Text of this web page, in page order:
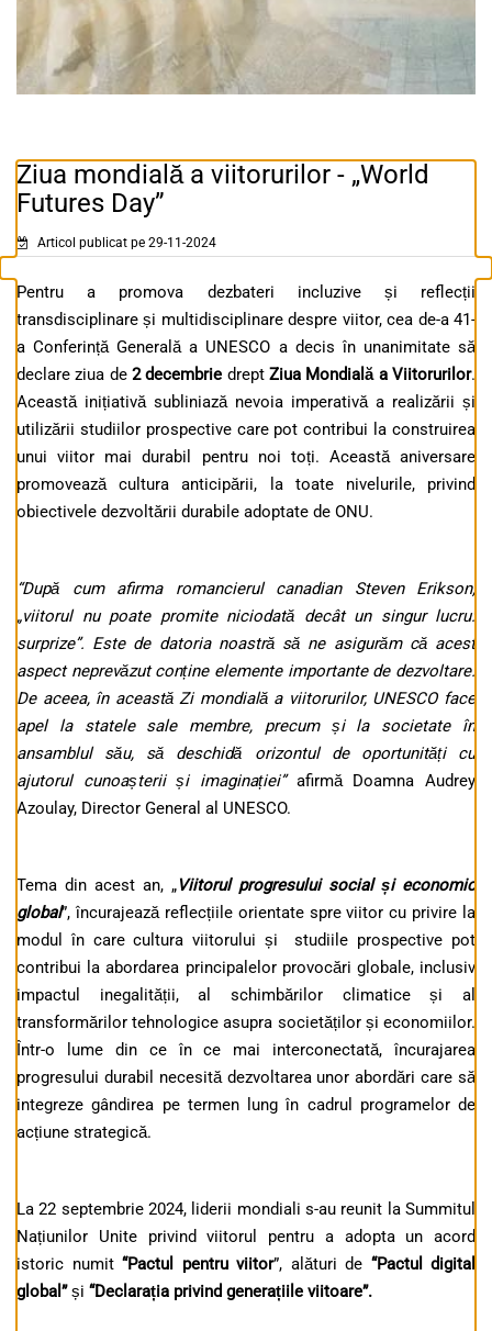
Ziua mondială a viitorurilor - „World
Futures Day”
Articol publicat pe 29-11-2024
Pentru a promova dezbateri incluzive și reflecții
transdisciplinare și multidisciplinare despre viitor, cea de-a 41-
a Conferință Generală a UNESCO a decis în unanimitate să
declare ziua de 2 decembrie dreptZiua Mondială a Viitorurilor.
Această inițiativă subliniază nevoia imperativă a realizării și
utilizării studiilor prospective care pot contribui la construirea
unui viitor mai durabil pentru noi toți. Această aniversare
promovează cultura anticipării, la toate nivelurile, privind
obiectivele dezvoltării durabile adoptate de ONU.
“După cum afirma romancierul canadian Steven Erikson,
„viitorul nu poate promite niciodată decât un singur lucru:
surprize”. Este de datoria noastră să ne asigurăm că acest
aspect neprevăzut conține elemente importante de dezvoltare.
De aceea, în această Zi mondială a viitorurilor, UNESCO face
apel la statele sale membre, precum și la societate în
ansamblul său, să deschidă orizontul de oportunități cu
ajutorul cunoașterii și imaginației”afirmă Doamna Audrey
Azoulay, Director General al UNESCO.
Tema din acest an, „Viitorul progresului social și economic
global”, încurajează reflecțiile orientate spre viitor cu privire la
modul în care cultura viitorului și studiile prospective pot
contribui la abordarea principalelor provocări globale, inclusiv
impactul inegalității, al schimbărilor climatice și al
transformărilor tehnologice asupra societăților și economiilor.
Într-o lume din ce în ce mai interconectată, încurajarea
progresului durabil necesită dezvoltarea unor abordări care să
integreze gândirea pe termen lung în cadrul programelor de
acțiune strategică.
La 22 septembrie 2024, liderii mondiali s-au reunit la Summitul
Națiunilor Unite privind viitorul pentru a adopta un acord
istoric numit “Pactul pentru viitor”, alături de “Pactul digital
global”și “Declarația privind generațiile viitoare”.